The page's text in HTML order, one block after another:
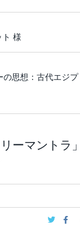
様
の思想：古代エジ
ーマントラ